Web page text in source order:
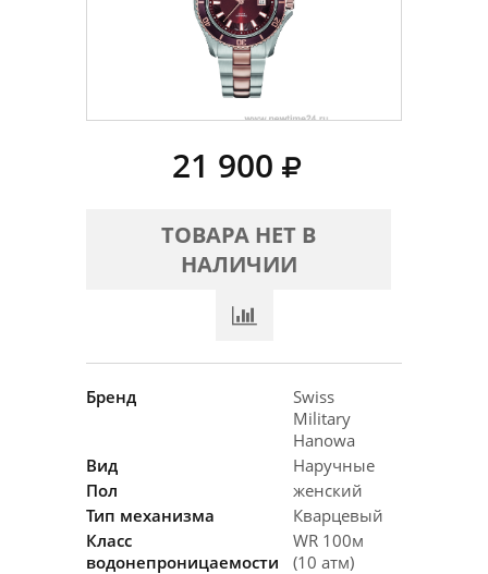
21 900
ТОВАРА НЕТ В
НАЛИЧИИ
Бренд
Swiss
Military
Hanowa
Вид
Наручные
Пол
женский
Тип механизма
Кварцевый
Класс
водонепроницаемости
WR 100м
(10 атм)